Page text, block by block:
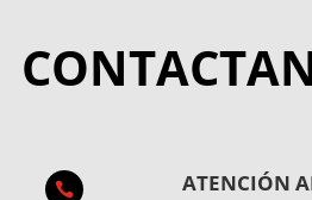
 ATENCIÓN